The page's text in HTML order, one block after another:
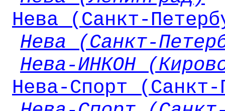
Нева (Санкт-
Нева (Санкт-
Нева-ИНКОН
Нева-Спорт (Санкт-